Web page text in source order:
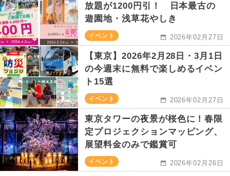
放題が1200円引！ 日本最古の
遊園地・浅草花やしき
イベント 2026年02月27日
【東京】2026年2月28日・3月1日
の今週末に無料で楽しめるイベン
ト15選
イベント 2026年02月27日
東京タワーの夜景が桜色に！春限
定プロジェクションマッピング、
展望料金のみで鑑賞可
イベント 2026年02月26日